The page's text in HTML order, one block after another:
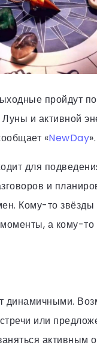
пройдут
и активной
«NewDay».
для
и
Кому-то звёзды
моменты, а кому-
динамичными.
или
активным